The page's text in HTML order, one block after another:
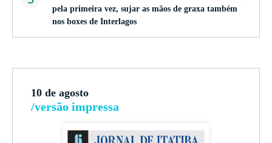
pela primeira vez, sujar as mãos de graxa também
nos boxes de Interlagos
10 de agosto
/versão impressa